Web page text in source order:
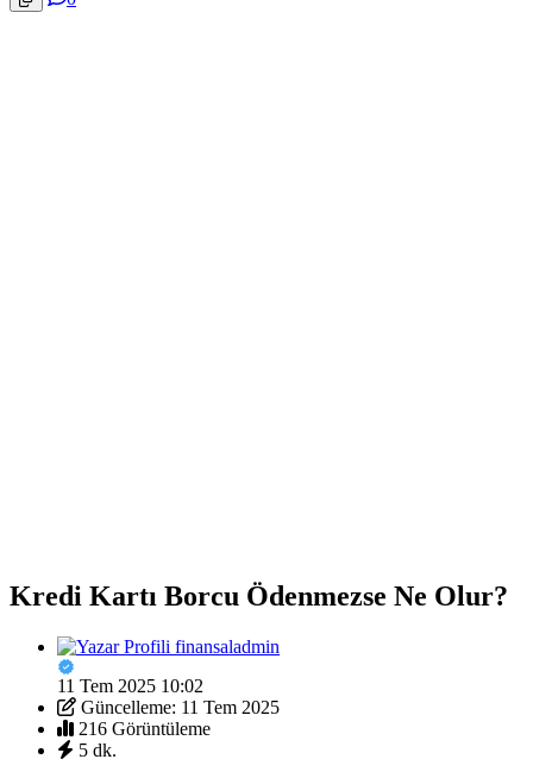
Kredi Kartı Borcu Ödenmezse Ne Olur?
finansaladmin
11 Tem 2025 10:02
Güncelleme: 11 Tem 2025
216 Görüntüleme
5 dk.